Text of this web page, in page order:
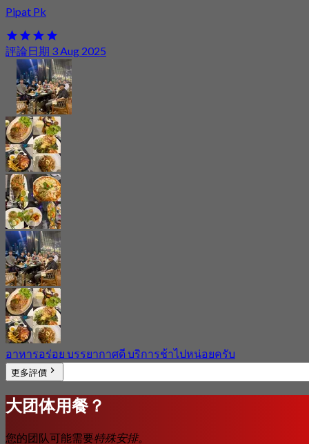
Pipat Pk
評論日期 3 Aug 2025
อาหารอร่อย บรรยากาศดี บริการช้าไปหน่อยครับ
更多評價
大团体用餐？
您的团队可能需要特殊安排。